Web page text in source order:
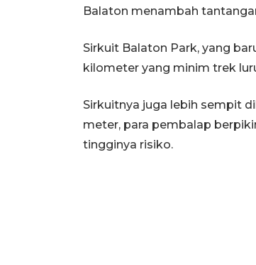
Balaton menambah
Sirkuit Balaton Park, yang
kilometer yang minim trek
Sirkuitnya juga lebih sempit
meter, para pembalap
tingginya risiko.